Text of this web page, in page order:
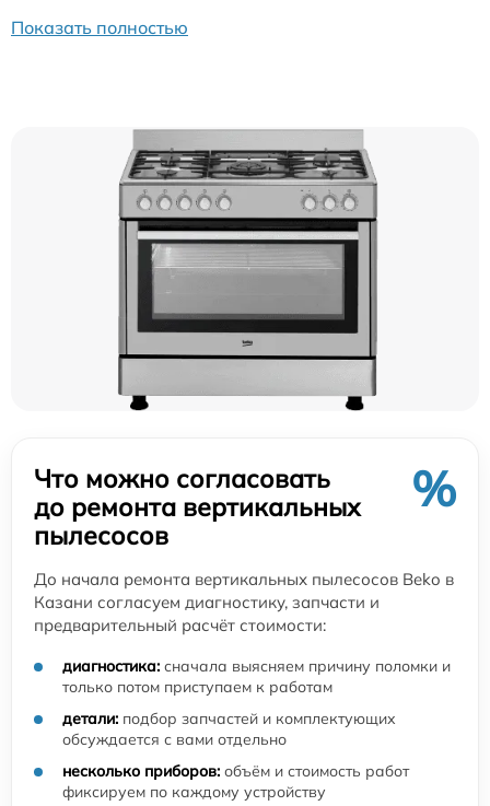
Показать полностью
Что можно согласовать
до ремонта вертикальных
пылесосов
%
До начала ремонта вертикальных пылесосов Beko в
Казани согласуем диагностику, запчасти и
предварительный расчёт стоимости:
диагностика: сначала выясняем причину поломки и
только потом приступаем к работам
детали: подбор запчастей и комплектующих
обсуждается с вами отдельно
несколько приборов: объём и стоимость работ
фиксируем по каждому устройству